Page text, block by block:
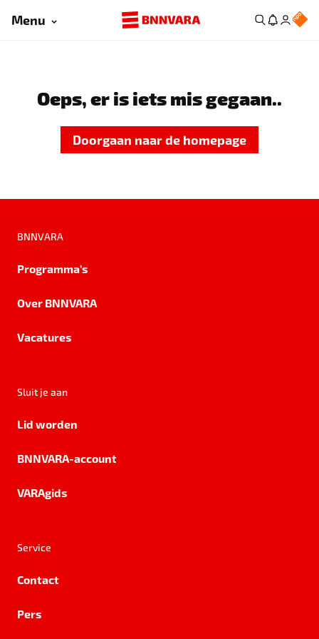
Menu
Oeps, er is iets mis gegaan..
Doorgaan naar de homepage
BNNVARA
Programma's
Over BNNVARA
Vacatures
Sluit je aan
Lid worden
BNNVARA-account
VARAgids
Service
Contact
Pers